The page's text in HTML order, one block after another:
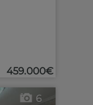
459.000€
6